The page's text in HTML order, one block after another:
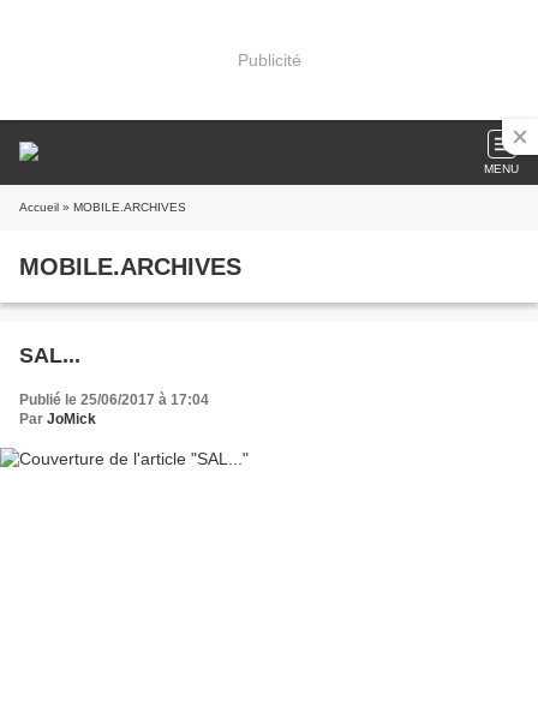
Publicité
MENU
Accueil » MOBILE.ARCHIVES
MOBILE.ARCHIVES
SAL...
Publié le 25/06/2017 à 17:04
Par JoMick